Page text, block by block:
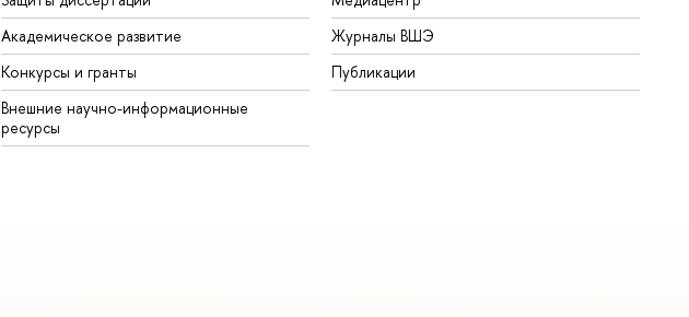
Академическое развитие
Конкурсы и гранты
Внешние научно-информационные
ресурсы
Журналы ВШЭ
Публикации